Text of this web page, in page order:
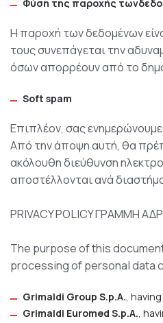
Φύση της παροχής
Η παροχή των δεδομένων
τους συνεπάγεται την
όσων απορρέουν από το
Soft spam
Επιπλέον, σας
Από την άποψη αυτή, θα
ακόλουθη διεύθυνση
αποστέλλονται ανά
PRIVACY POLICY ΓΡΑΜΜΗ
The purpose of this
processing of personal data
Grimaldi Group S.p.A.,
Grimaldi Euromed S.p.A.,